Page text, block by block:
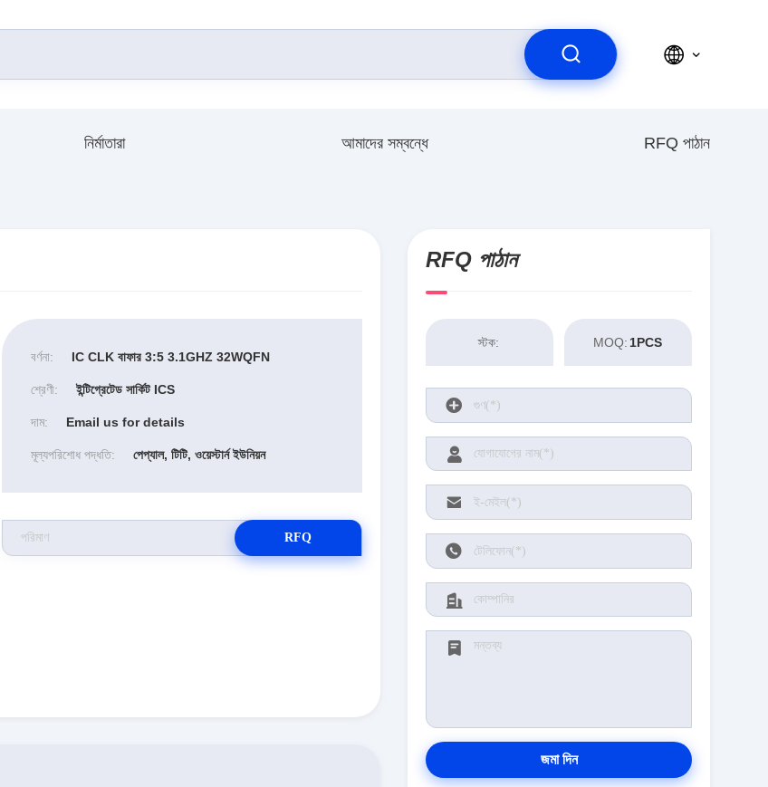
নির্মাতারা আমাদের সম্বন্ধে RFQ পাঠান
বর্ণনা: IC CLK বাফার 3:5 3.1GHZ 32WQFN
শ্রেণী: ইন্টিগ্রেটেড সার্কিট ICS
দাম: Email us for details
মূল্যপরিশোধ পদ্ধতি: পেপ্যাল, টিটি, ওয়েস্টার্ন ইউনিয়ন
RFQ
RFQ পাঠান
স্টক: MOQ: 1PCS
জমা দিন